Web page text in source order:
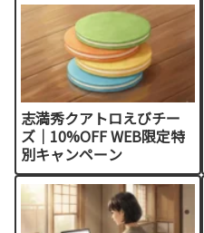
志満秀クアトロえびチー
ズ｜10%OFF WEB限定特
別キャンペーン